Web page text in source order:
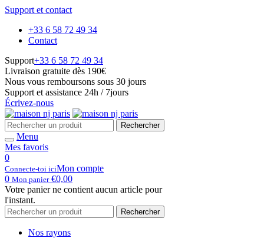
Support et contact
+33 6 58 72 49 34
Contact
Support+33 6 58 72 49 34
Livraison gratuite dès 190€
Nous vous remboursons sous 30 jours
Support et assistance 24h / 7jours
Écrivez-nous
Rechercher
Menu
Mes favoris
0
Connecte-toi iciMon compte
0 Mon panier€0,00
Votre panier ne contient aucun article pour
l'instant.
Rechercher
Nos rayons